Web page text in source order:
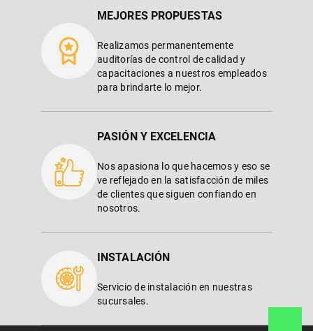
MEJORES PROPUESTAS
Realizamos permanentemente
auditorías de control de calidad y
capacitaciones a nuestros empleados
para brindarte lo mejor.
PASIÓN Y EXCELENCIA
Nos apasiona lo que hacemos y eso se
ve reflejado en la satisfacción de miles
de clientes que siguen confiando en
nosotros.
INSTALACIÓN
Servicio de instalación en nuestras
sucursales.